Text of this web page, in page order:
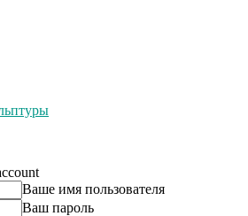
Ваше имя пользователя
Ваш пароль